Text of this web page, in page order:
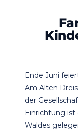
Ende Juni
Am Alten
der
Einrichtung
Waldes